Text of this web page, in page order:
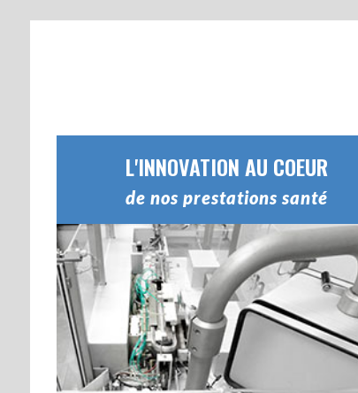
L'INNOVATION AU COEUR
de nos prestations santé